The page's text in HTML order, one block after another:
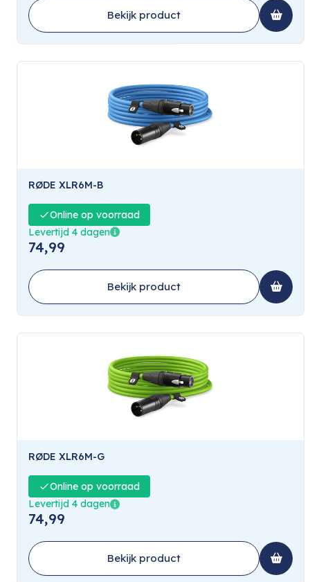
Bekijk product
RØDE XLR6M-B
Online op voorraad
Levertijd 4 dagen
74,99
Bekijk product
RØDE XLR6M-G
Online op voorraad
Levertijd 4 dagen
74,99
Bekijk product